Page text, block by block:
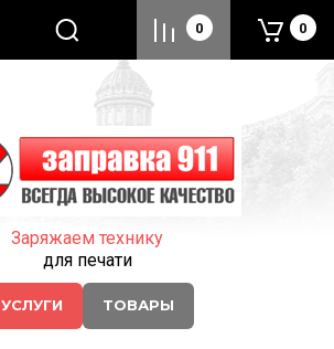
Заряжаем технику
для печати
УСЛУГИ ТОВАРЫ
0 0